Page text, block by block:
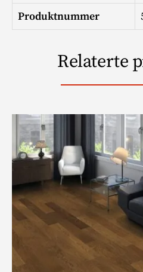
Produktnummer
Relaterte